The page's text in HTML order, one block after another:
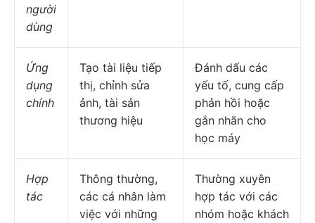
người
dùng
Ứng
dụng
chính
Tạo tài liệu tiếp
thị, chỉnh sửa
ảnh, tài sản
thương hiệu
Đánh dấu các
yếu tố, cung cấp
phản hồi hoặc
gắn nhãn cho
học máy
Hợp
tác
Thông thường,
các cá nhân làm
việc với những
Thường xuyên
hợp tác với các
nhóm hoặc khách